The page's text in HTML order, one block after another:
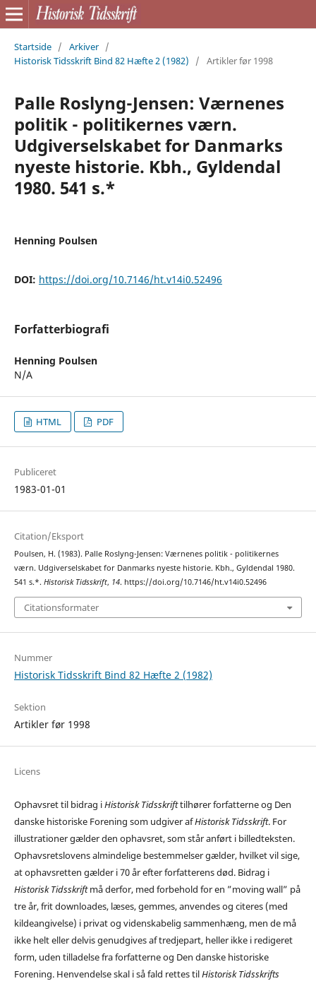
Startside / Arkiver /
Historisk Tidsskrift Bind 82 Hæfte 2 (1982)
/ Artikler før 1998
Palle Roslyng-Jensen: Værnenes
politik - politikernes værn.
Udgiverselskabet for Danmarks
nyeste historie. Kbh., Gyldendal
1980. 541 s.*
Henning Poulsen
DOI: https://doi.org/10.7146/ht.v14i0.52496
Forfatterbiografi
Henning Poulsen
N/A
HTML PDF
Publiceret
1983-01-01
Citation/Eksport
Poulsen, H. (1983). Palle Roslyng-Jensen: Værnenes politik - politikernes
værn. Udgiverselskabet for Danmarks nyeste historie. Kbh., Gyldendal 1980.
541 s.*. Historisk Tidsskrift, 14. https://doi.org/10.7146/ht.v14i0.52496
Citationsformater
Nummer
Historisk Tidsskrift Bind 82 Hæfte 2 (1982)
Sektion
Artikler før 1998
Licens
Ophavsret til bidrag iHistorisk Tidsskrifttilhører forfatterne og Den
danske historiske Forening som udgiver afHistorisk Tidsskrift. For
illustrationer gælder den ophavsret, som står anført i billedteksten.
Ophavsretslovens almindelige bestemmelser gælder, hvilket vil sige,
at ophavsretten gælder i 70 år efter forfatterens død. Bidrag i
Historisk Tidsskriftmå derfor, med forbehold for en ”moving wall” på
tre år, frit downloades, læses, gemmes, anvendes og citeres (med
kildeangivelse) i privat og videnskabelig sammenhæng, men de må
ikke helt eller delvis genudgives af tredjepart, heller ikke i redigeret
form, uden tilladelse fra forfatterne og Den danske historiske
Forening. Henvendelse skal i så fald rettes tilHistorisk Tidsskrifts